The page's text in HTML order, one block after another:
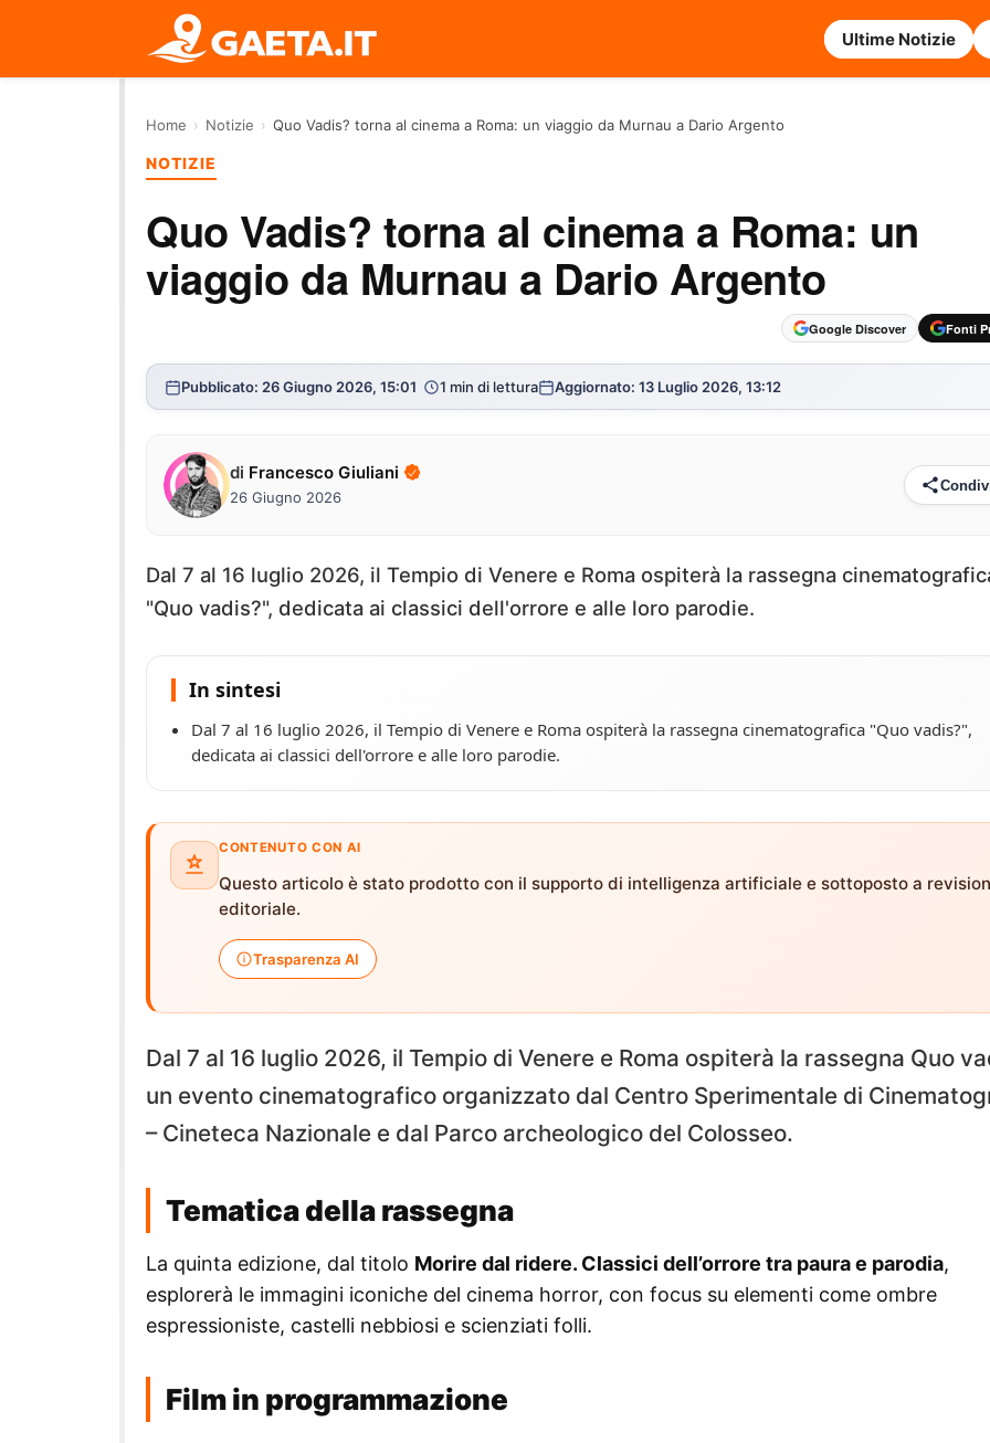
Ultime Notizie
Home › Notizie › Quo Vadis? torna al cinema a Roma: un viaggio da Murnau a Dario Argento
NOTIZIE
Quo Vadis? torna al cinema a Roma: un
viaggio da Murnau a Dario Argento
Google Discover Fonti
Pubblicato: 26 Giugno 2026, 15:01 1 min di lettura Aggiornato: 13 Luglio 2026, 13:12
di Francesco Giuliani
26 Giugno 2026
Dal 7 al 16 luglio 2026, il Tempio di Venere e Roma ospiterà la rassegna
"Quo vadis?", dedicata ai classici dell'orrore e alle loro parodie.
In sintesi
Dal 7 al 16 luglio 2026, il Tempio di Venere e Roma ospiterà la rassegna cinematografica "Quo vadis?",
dedicata ai classici dell'orrore e alle loro parodie.
CONTENUTO CON AI
Questo articolo è stato prodotto con il supporto di intelligenza artificiale e sottoposto a
editoriale.
Trasparenza AI
Dal 7 al 16 luglio 2026, il Tempio di Venere e Roma ospiterà la rassegna Quo
un evento cinematografico organizzato dal Centro Sperimentale di
– Cineteca Nazionale e dal Parco archeologico del Colosseo.
Tematica della rassegna
La quinta edizione, dal titolo Morire dal ridere. Classici dell’orrore tra paura e parodia,
esplorerà le immagini iconiche del cinema horror, con focus su elementi come ombre
espressioniste, castelli nebbiosi e scienziati folli.
Film in programmazione